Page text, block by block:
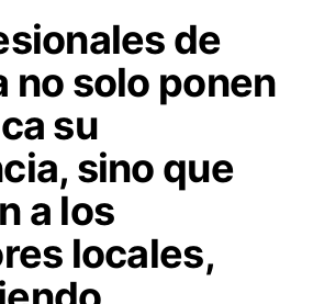
de
no solo ponen
su
sino que
a los
locales,